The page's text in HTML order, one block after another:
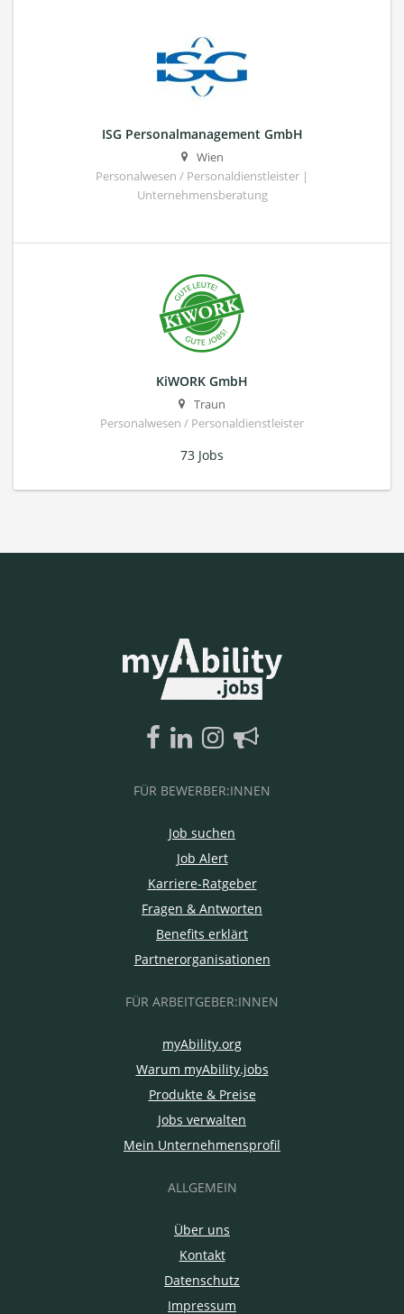
ISG Personalmanagement GmbH
Wien
Personalwesen / Personaldienstleister |
Unternehmensberatung
KiWORK GmbH
Traun
Personalwesen / Personaldienstleister
73 Jobs
FÜR BEWERBER:INNEN
Job suchen
Job Alert
Karriere-Ratgeber
Fragen & Antworten
Benefits erklärt
Partnerorganisationen
FÜR ARBEITGEBER:INNEN
myAbility.org
Warum myAbility.jobs
Produkte & Preise
Jobs verwalten
Mein Unternehmensprofil
ALLGEMEIN
Über uns
Kontakt
Datenschutz
Impressum